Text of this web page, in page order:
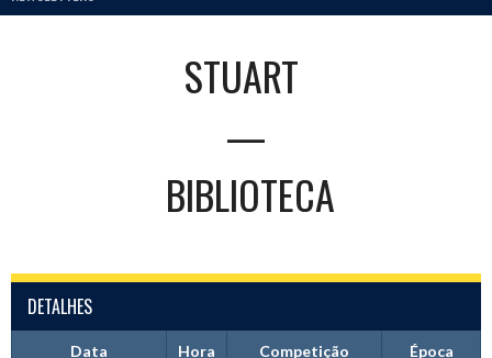
STUART
—
BIBLIOTECA
DETALHES
Data Hora Competição Época